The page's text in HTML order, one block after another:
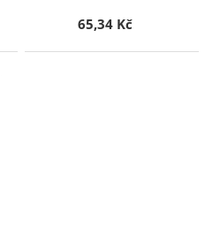
65,34 Kč